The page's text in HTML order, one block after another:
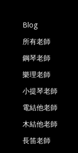
Blog
所有老師
鋼琴老師
樂理老師
小提琴老師
電結他老師
木結他老師
長笛老師